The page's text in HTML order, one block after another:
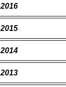
2016
2015
2014
2013